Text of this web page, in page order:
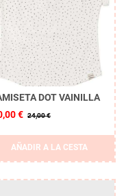
DOT VAINILLA
€ 24,00 €
AÑADIR A LA CESTA